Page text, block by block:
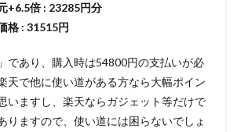
+6.5倍 : 23285円分
格 : 31515円
であり、購入時は54800円の支払いが必
天で他に使い道がある方なら大幅ポイン
いますし、楽天ならガジェット等だけで
りますので、使い道には困らないでしょ